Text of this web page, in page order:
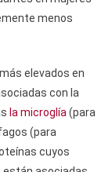
menos
elevados en
con la
la microglía (para
(para
cuyos